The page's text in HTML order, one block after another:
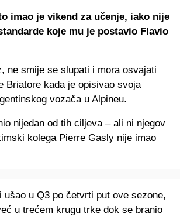
imao je vikend za učenje, iako nije
koje mu je postavio Flavio
ne smije se slupati i mora osvajati
Briatore kada je opisivao svoja
vozača u Alpineu.
nijedan od tih ciljeva – ali ni njegov
kolega Pierre Gasly nije imao
ušao u Q3 po četvrti put ove sezone,
u trećem krugu trke dok se branio